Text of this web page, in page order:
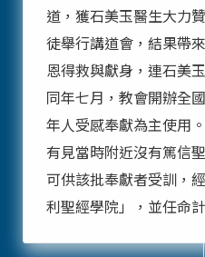
道，獲石美玉醫生大力
徒舉行講道會，結果帶
恩得救與獻身，連石美
同年七月，教會開辦全
年人受感奉獻為主使用。
有見當時附近沒有篤信
可供該批奉獻者受訓，
利聖經學院」，並任命